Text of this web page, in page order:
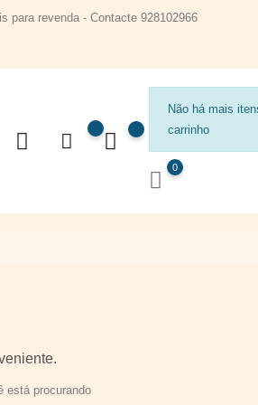
para revenda - Contacte 928102966
Não há mais
carrinho
0
está procurando